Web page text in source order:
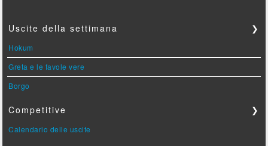
Uscite della settimana ❯
Hokum
Greta e le favole vere
Borgo
Competitive ❯
Calendario delle uscite